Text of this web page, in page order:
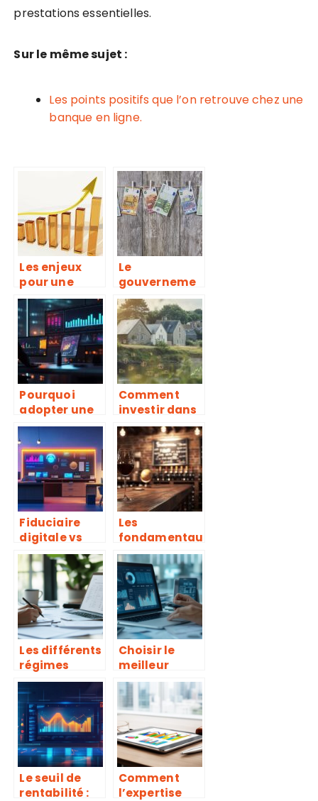
prestations essentielles.
Sur le même sujet :
Les points positifs que l’on retrouve chez une
banque en ligne.
Les enjeux
pour une
entreprise
d’entrer en
bourse
Le
gouverneme
nt face à la
politique
d’investissem
ent
Pourquoi
adopter une
solution de
gestion de
trésorerie
pour
dynamiser
votre
entreprise ?
Comment
investir dans
les
entreprises
bretonnes :
guide pour
débutants
Fiduciaire
digitale vs
traditionnelle
: Quel
système offre
la meilleure
cybersécurité
en 2024 ?
Les
fondamentau
x juridiques
du commerce
equitable
pour bien
investir dans
le vin bio
Les différents
régimes
fiscaux LMNP
et leurs
spécificités
pour remplir
correctement
le formulaire
P0i
Choisir le
meilleur
compte
professionnel
en ligne pour
simplifier
votre gestion
Le seuil de
rentabilité :
Comment
l’expertise